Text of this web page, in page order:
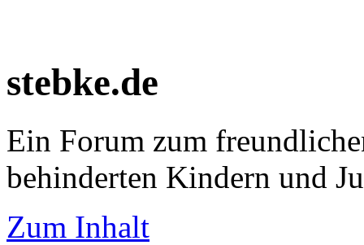
stebke.de
Ein Forum zum
behinderten Kindern und
Zum Inhalt